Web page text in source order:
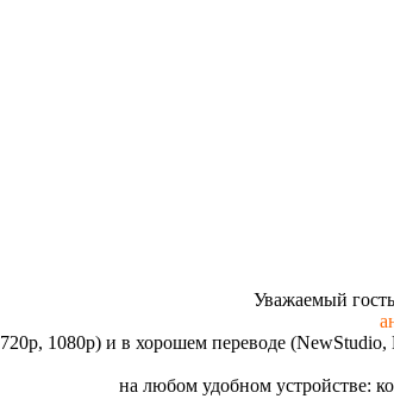
Увaжaeмый
720p, 1080p) и в хорошем переводе
на любом удобном устройстве: